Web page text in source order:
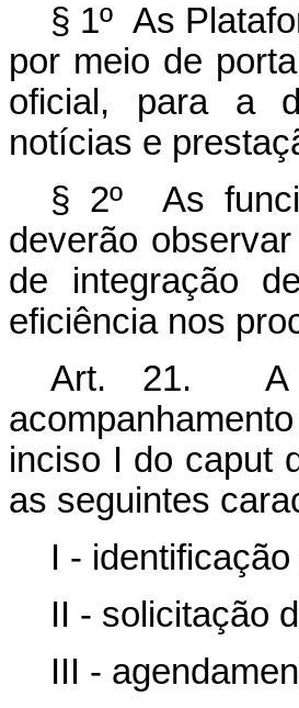
§ 1º As
por meio de
oficial, para a
notícias e
§ 2º As
deverão
de integração
eficiência nos
Art. 21. A
inciso I do caput
as seguintes
I -
II - solicitação
III -